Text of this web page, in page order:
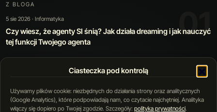
Ciasteczka pod kontrolą
Używamy plików cookie: niezbędnych do działania strony oraz analitycznych
(Google Analytics), które podpowiadają nam, co czytacie najchętniej. Analityka
włączy się dopiero po Twojej zgodzie. Szczegóły: polityka prywatności.
Z BLOGA 01
5 sie 2026 · Informatyka
Czy wiesz, że agenty SI śnią? Jak działa dreaming i jak nauczyć
tej funkcji Twojego agenta